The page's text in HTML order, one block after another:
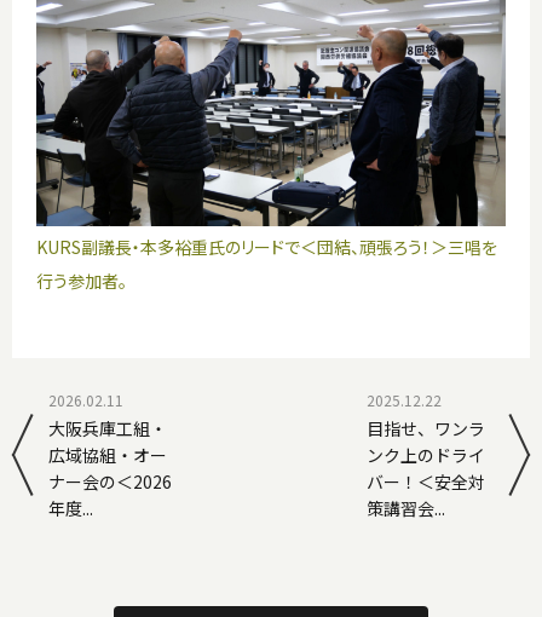
KURS副議長・本多裕重氏のリードで＜団結、頑張ろう！＞三唱を
行う参加者。
2026.02.11
大阪兵庫工組・
広域協組・オー
ナー会の＜2026
年度...
2025.12.22
目指せ、ワンラ
ンク上のドライ
バー！＜安全対
策講習会...